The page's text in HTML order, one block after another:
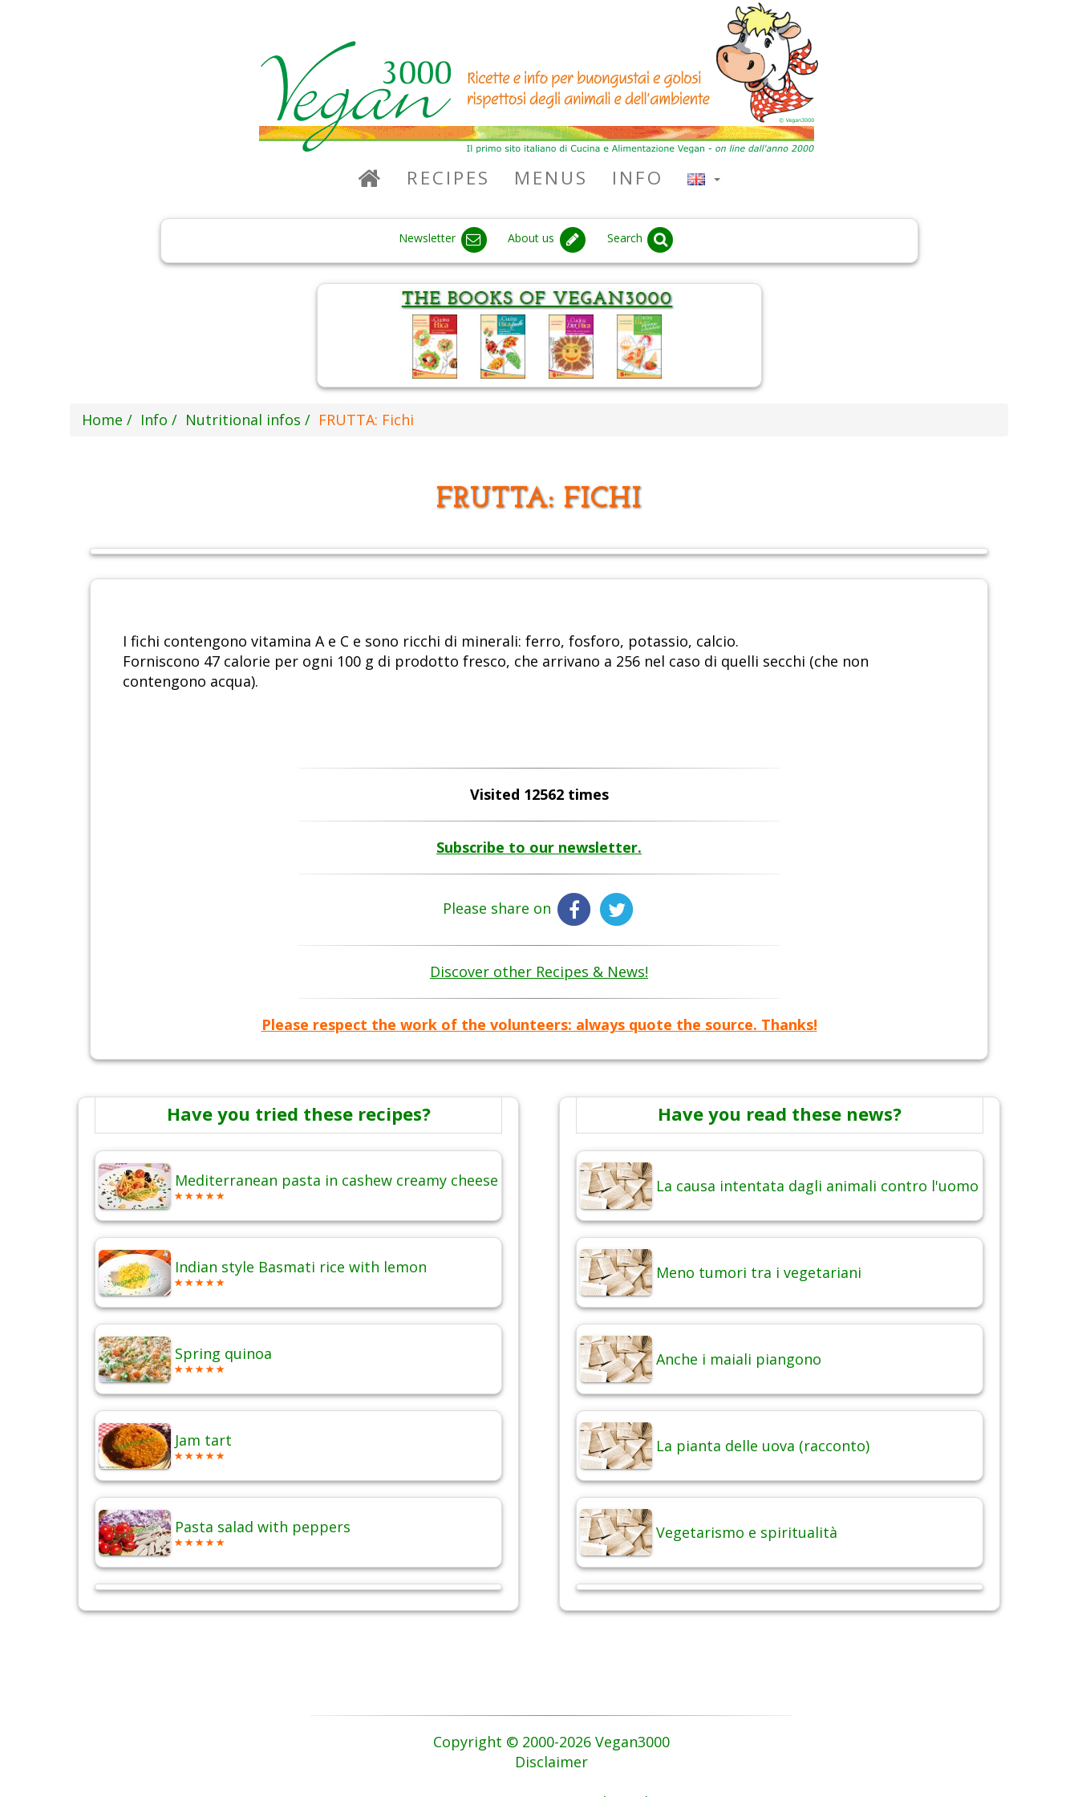
RECIPES MENUS INFO
Newsletter About us Search
Home Info Nutritional infos FRUTTA: Fichi
FRUTTA: FICHI
I fichi contengono vitamina A e C e sono ricchi di minerali: ferro, fosforo, potassio, calcio.
Forniscono 47 calorie per ogni 100 g di prodotto fresco, che arrivano a 256 nel caso di quelli secchi (che non
contengono acqua).
Visited 12562 times
Subscribe to our newsletter.
Please share on
Discover other Recipes & News!
Please respect the work of the volunteers: always quote the source. Thanks!
Have you tried these recipes?
Mediterranean pasta in cashew creamy cheese
Indian style Basmati rice with lemon
Spring quinoa
Jam tart
Pasta salad with peppers
Have you read these news?
La causa intentata dagli animali contro l'uomo
Meno tumori tra i vegetariani
Anche i maiali piangono
La pianta delle uova (racconto)
Vegetarismo e spiritualità
Copyright © 2000-2026 Vegan3000
Disclaimer